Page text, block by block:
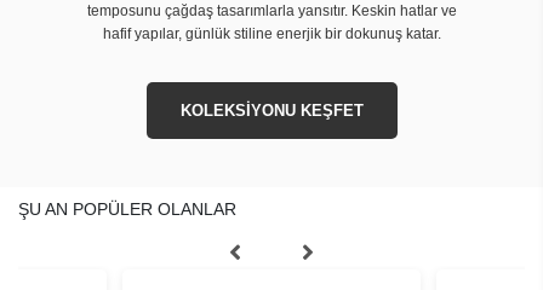
temposunu çağdaş tasarımlarla yansıtır. Keskin hatlar ve
hafif yapılar, günlük stiline enerjik bir dokunuş katar.
KOLEKSİYONU KEŞFET
ŞU AN POPÜLER OLANLAR